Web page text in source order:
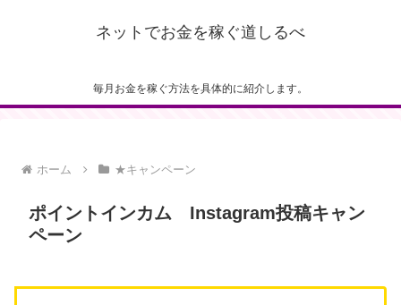
ネットでお金を稼ぐ道しるべ
毎月お金を稼ぐ方法を具体的に紹介します。
ホーム ★キャンペーン
ポイントインカム Instagram投稿キャン
ペーン